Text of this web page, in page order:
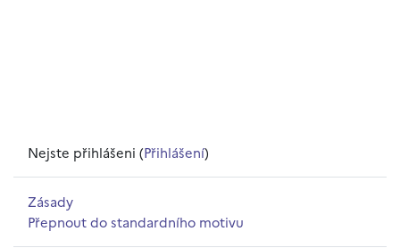
Nejste přihlášeni (Přihlášení)
Zásady
Přepnout do standardního motivu